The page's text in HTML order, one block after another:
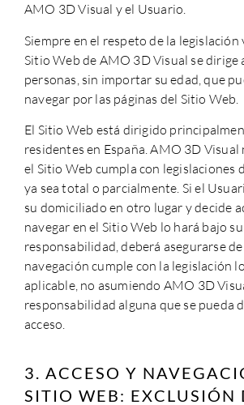
AMO 3D Visual y el Usuario.
Siempre en el respeto de la legislación
Sitio Web de AMO 3D Visual se dirige
personas, sin importar su edad, que
navegar por las páginas del Sitio Web.
El Sitio Web está dirigido
residentes en España. AMO 3D Visual
el Sitio Web cumpla con legislaciones
ya sea total o parcialmente. Si el
su domiciliado en otro lugar y decide
navegar en el Sitio Web lo hará bajo
responsabilidad, deberá asegurarse
navegación cumple con la legislación
aplicable, no asumiendo AMO 3D
responsabilidad alguna que se pueda
acceso.
3. ACCESO Y
SITIO WEB: EXCLUSIÓN